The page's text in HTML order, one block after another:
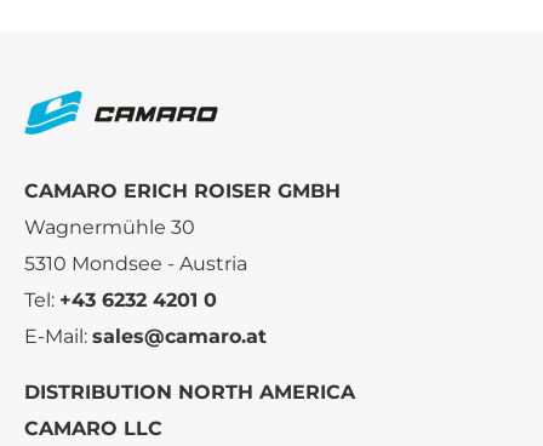
CAMARO ERICH ROISER GMBH
Wagnermühle 30
5310 Mondsee - Austria
Tel: +43 6232 4201 0
E-Mail: sales@camaro.at
DISTRIBUTION NORTH AMERICA
CAMARO LLC